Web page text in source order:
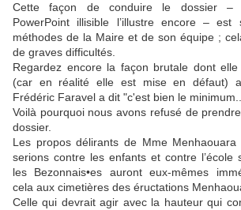
Cette façon de conduire le dossier –
PowerPoint illisible l’illustre encore – est
méthodes de la Maire et de son équipe ;
de graves difficultés.
Regardez encore la façon brutale dont
(car en réalité elle est mise en défaut)
Frédéric Faravel a dit "c'est bien le
Voilà pourquoi nous avons refusé de
dossier.
Les propos délirants de Mme
serions contre les enfants et contre l’école
les Bezonnais•es auront eux-mêmes
cela aux cimetières des éructations
Celle qui devrait agir avec la hauteur qui